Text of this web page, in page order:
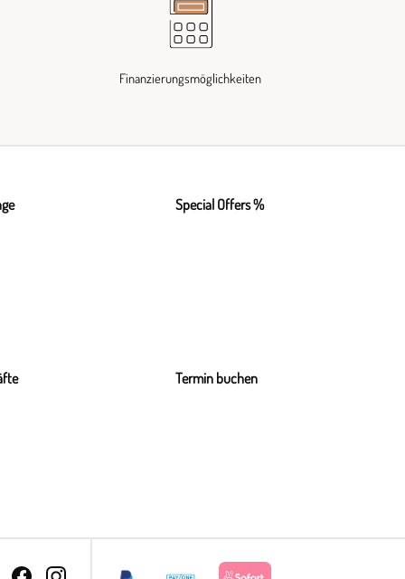
Finanzierungsmöglichkeiten
Special Offers %
Termin buchen